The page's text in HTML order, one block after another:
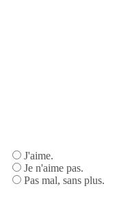
J'aime.
Je n'aime pas.
Pas mal, sans plus.